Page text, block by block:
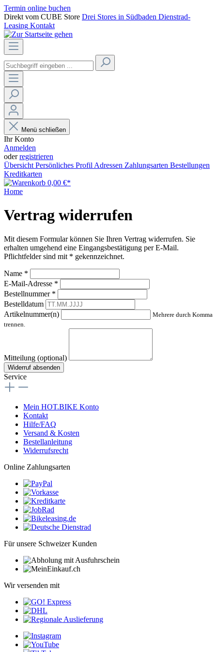
Termin online buchen
Direkt vom CUBE Store Drei Stores in Südbaden Dienstrad-
Leasing Kontakt
Menü schließen
Ihr Konto
Anmelden
oderregistrieren
Übersicht Persönliches Profil Adressen Zahlungsarten Bestellungen
Kreditkarten
0,00 €*
Home
Vertrag widerrufen
Mit diesem Formular können Sie Ihren Vertrag widerrufen. Sie
erhalten umgehend eine Eingangsbestätigung per E-Mail.
Pflichtfelder sind mit * gekennzeichnet.
Name *
E-Mail-Adresse *
Bestellnummer *
Bestelldatum
Artikelnummer(n)
Mehrere durch Komma
trennen.
Mitteilung (optional)
Widerruf absenden
Service
Mein HOT.BIKE Konto
Kontakt
Hilfe/FAQ
Versand & Kosten
Bestellanleitung
Widerrufsrecht
Online Zahlungsarten
Für unsere Schweizer Kunden
Wir versenden mit